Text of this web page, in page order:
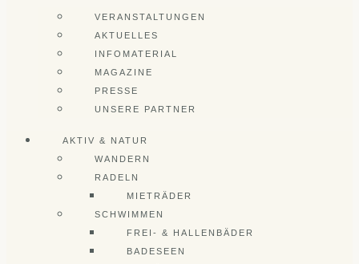
VERANSTALTUNGEN
AKTUELLES
INFOMATERIAL
MAGAZINE
PRESSE
UNSERE PARTNER
AKTIV & NATUR
WANDERN
RADELN
MIETRÄDER
SCHWIMMEN
FREI- & HALLENBÄDER
BADESEEN